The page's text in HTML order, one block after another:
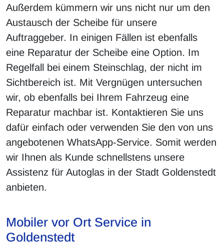
Außerdem kümmern wir uns nicht nur um den
Austausch der Scheibe für unsere
Auftraggeber. In einigen Fällen ist ebenfalls
eine Reparatur der Scheibe eine Option. Im
Regelfall bei einem Steinschlag, der nicht im
Sichtbereich ist. Mit Vergnügen untersuchen
wir, ob ebenfalls bei Ihrem Fahrzeug eine
Reparatur machbar ist. Kontaktieren Sie uns
dafür einfach oder verwenden Sie den von uns
angebotenen WhatsApp-Service. Somit werden
wir Ihnen als Kunde schnellstens unsere
Assistenz für Autoglas in der Stadt Goldenstedt
anbieten.
Mobiler vor Ort Service in
Goldenstedt